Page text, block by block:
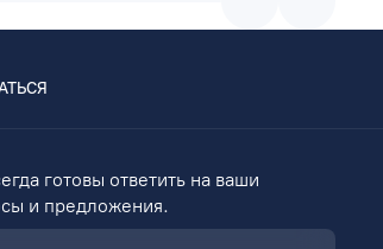
готовы ответить на ваши
и предложения.